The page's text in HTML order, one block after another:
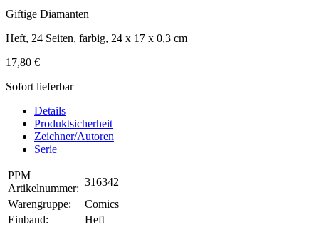
Giftige Diamanten
Heft, 24 Seiten, farbig, 24 x 17 x 0,3 cm
17,80 €
Sofort lieferbar
Details
Produktsicherheit
Zeichner/Autoren
Serie
PPM
Artikelnummer:
316342
Warengruppe:
Comics
Einband:
Heft